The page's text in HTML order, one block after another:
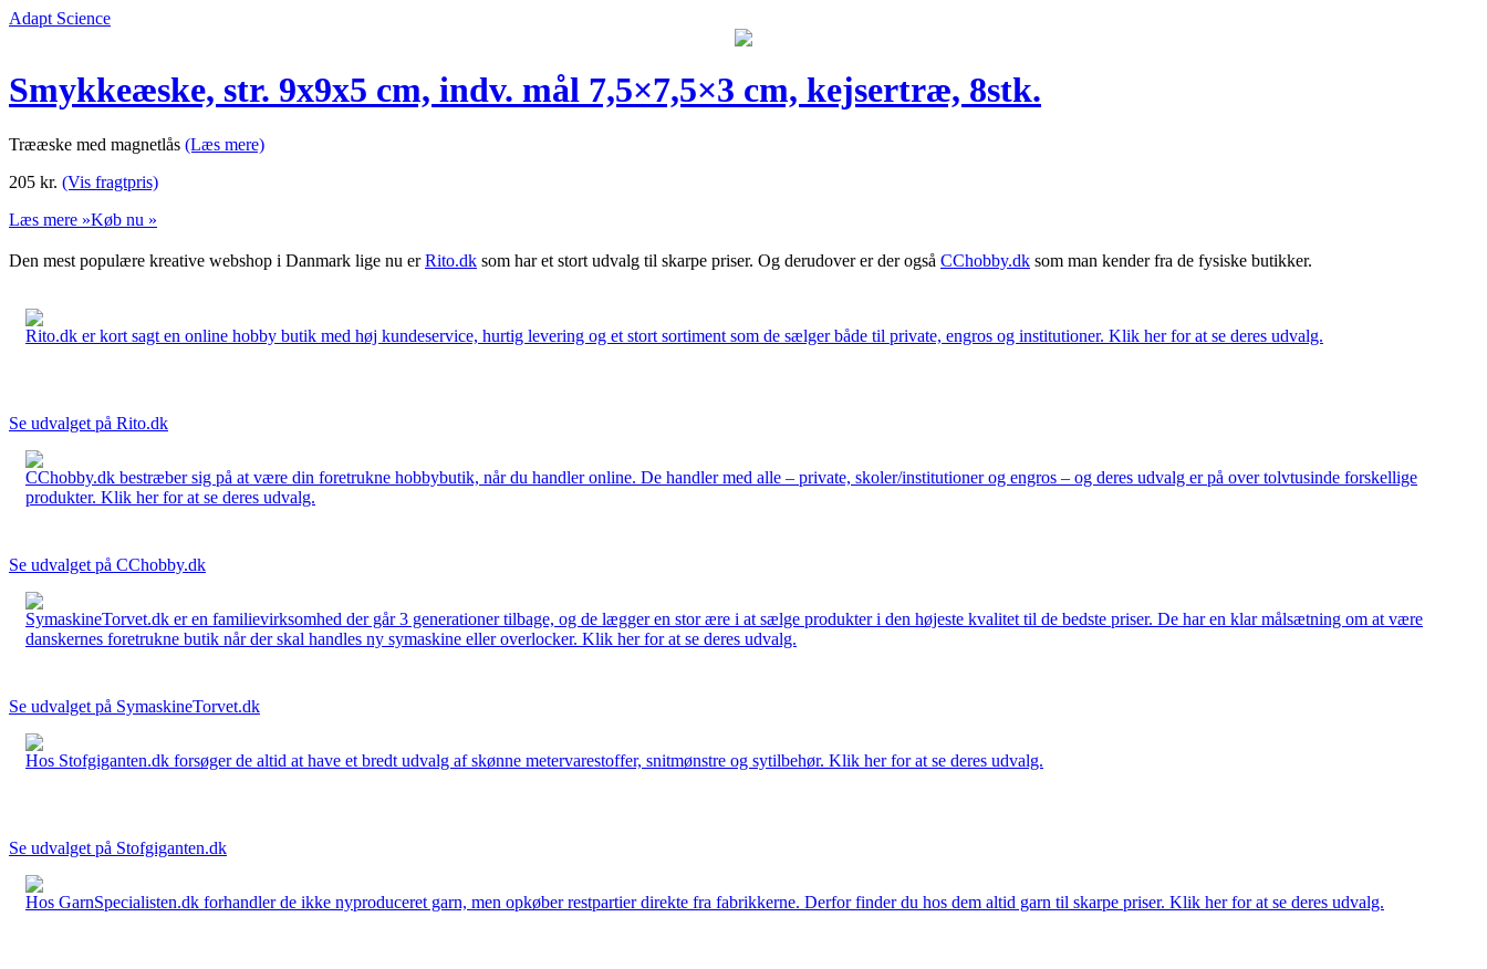
Adapt Science
Smykkeæske, str. 9x9x5 cm, indv. mål 7,5×7,5×3 cm, kejsertræ, 8stk.
Trææske med magnetlås (Læs mere)
205 kr. (Vis fragtpris)
Læs mere »Køb nu »
Den mest populære kreative webshop i Danmark lige nu erRito.dk som har et stort udvalg til skarpe priser. Og derudover er der også CChobby.dk som man kender fra de fysiske butikker.
Rito.dk er kort sagt en online hobby butik med høj kundeservice, hurtig levering og et stort sortiment som de sælger både til private, engros og institutioner. Klik her for at se deres udvalg.
Se udvalget på Rito.dk
CChobby.dk bestræber sig på at være din foretrukne hobbybutik, når du handler online. De handler med alle – private, skoler/institutioner og engros – og deres udvalg er på over tolvtusinde forskellige
produkter. Klik her for at se deres udvalg.
Se udvalget på CChobby.dk
SymaskineTorvet.dk er en familievirksomhed der går 3 generationer tilbage, og de lægger en stor ære i at sælge produkter i den højeste kvalitet til de bedste priser. De har en klar målsætning om at være
danskernes foretrukne butik når der skal handles ny symaskine eller overlocker. Klik her for at se deres udvalg.
Se udvalget på SymaskineTorvet.dk
Hos Stofgiganten.dk forsøger de altid at have et bredt udvalg af skønne metervarestoffer, snitmønstre og sytilbehør. Klik her for at se deres udvalg.
Se udvalget på Stofgiganten.dk
Hos GarnSpecialisten.dk forhandler de ikke nyproduceret garn, men opkøber restpartier direkte fra fabrikkerne. Derfor finder du hos dem altid garn til skarpe priser. Klik her for at se deres udvalg.